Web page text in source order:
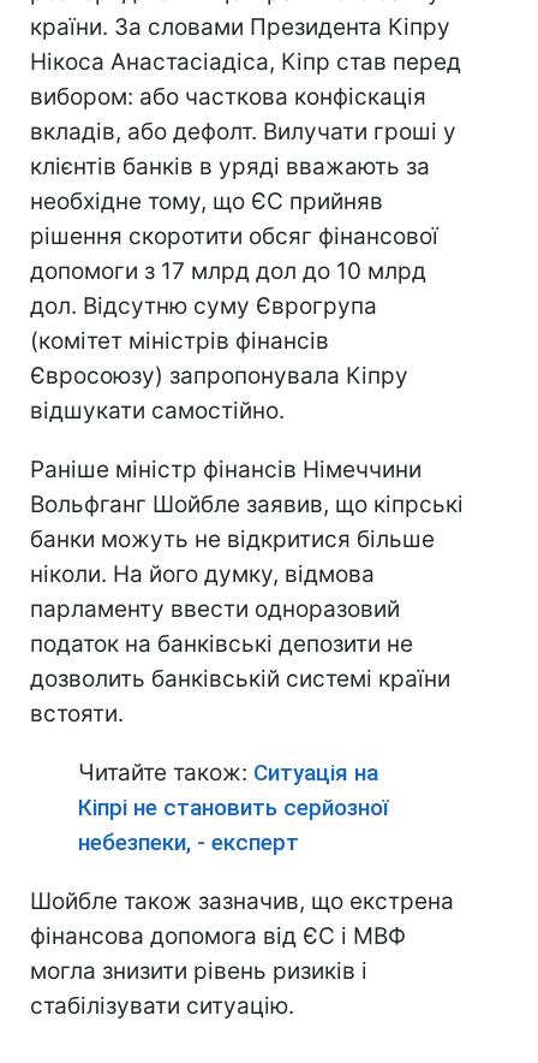
країни. За словами Президента Кіпру
Нікоса Анастасіадіса, Кіпр став перед
вибором: або часткова конфіскація
вкладів, або дефолт. Вилучати гроші у
клієнтів банків в уряді вважають за
необхідне тому, що ЄС прийняв
рішення скоротити обсяг фінансової
допомоги з 17 млрд дол до 10 млрд
дол. Відсутню суму Єврогрупа
(комітет міністрів фінансів
Євросоюзу) запропонувала Кіпру
відшукати самостійно.
Раніше міністр фінансів Німеччини
Вольфганг Шойбле заявив, що кіпрські
банки можуть не відкритися більше
ніколи. На його думку, відмова
парламенту ввести одноразовий
податок на банківські депозити не
дозволить банківській системі країни
встояти.
Читайте також: Ситуація на
Кіпрі не становить серйозної
небезпеки, - експерт
Шойбле також зазначив, що екстрена
фінансова допомога від ЄС і МВФ
могла знизити рівень ризиків і
стабілізувати ситуацію.